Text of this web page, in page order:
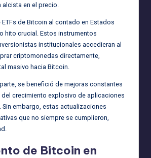
en el precio.
de Bitcoin al contado en Estados
hito crucial. Estos instrumentos
institucionales accedieran al
criptomonedas directamente,
masivo hacia Bitcoin.
se benefició de mejoras constantes
crecimiento explosivo de aplicaciones
embargo, estas actualizaciones
que no siempre se cumplieron,
de Bitcoin en